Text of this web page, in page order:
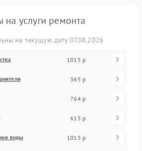
на услуги ремонта
на текущую дату 07.08.2026
1015 р
365 р
764 р
615 р
воды 1015 р